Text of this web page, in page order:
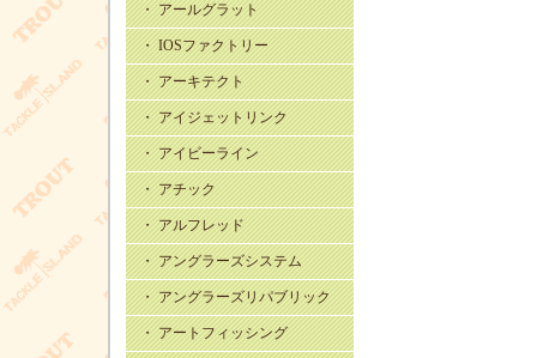
・ アールグラット
・ IOSファクトリー
・ アーキテクト
・ アイジェットリンク
・ アイビーライン
・ アチック
・ アルフレッド
・ アングラーズシステム
・ アングラーズリパブリック
・ アートフィッシング